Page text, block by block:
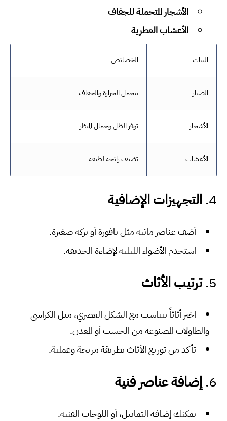
الأشجار المتحملة للجفاف
الأعشاب العطرية
النبات الخصائص
الصبار يتحمل الحرارة والجفاف
الأشجار توفر الظل وجمال المنظر
الأعشاب تضيف رائحة لطيفة
4. التجهيزات الإضافية
أضف عناصر مائية مثل نافورة أو بركة صغيرة.
استخدم الأضواء الليلية لإضاءة الحديقة.
5. ترتيب الأثاث
اختر أثاثاً يتناسب مع الشكل العصري، مثل الكراسي
والطاولات المصنوعة من الخشب أو المعدن.
تأكد من توزيع الأثاث بطريقة مريحة وعملية.
6. إضافة عناصر فنية
يمكنك إضافة التماثيل، أو اللوحات الفنية.